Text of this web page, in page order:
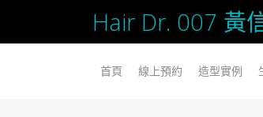
Hair Dr. 007 黃
SKIP TO CONTENT
首頁 線上預約 造型實例